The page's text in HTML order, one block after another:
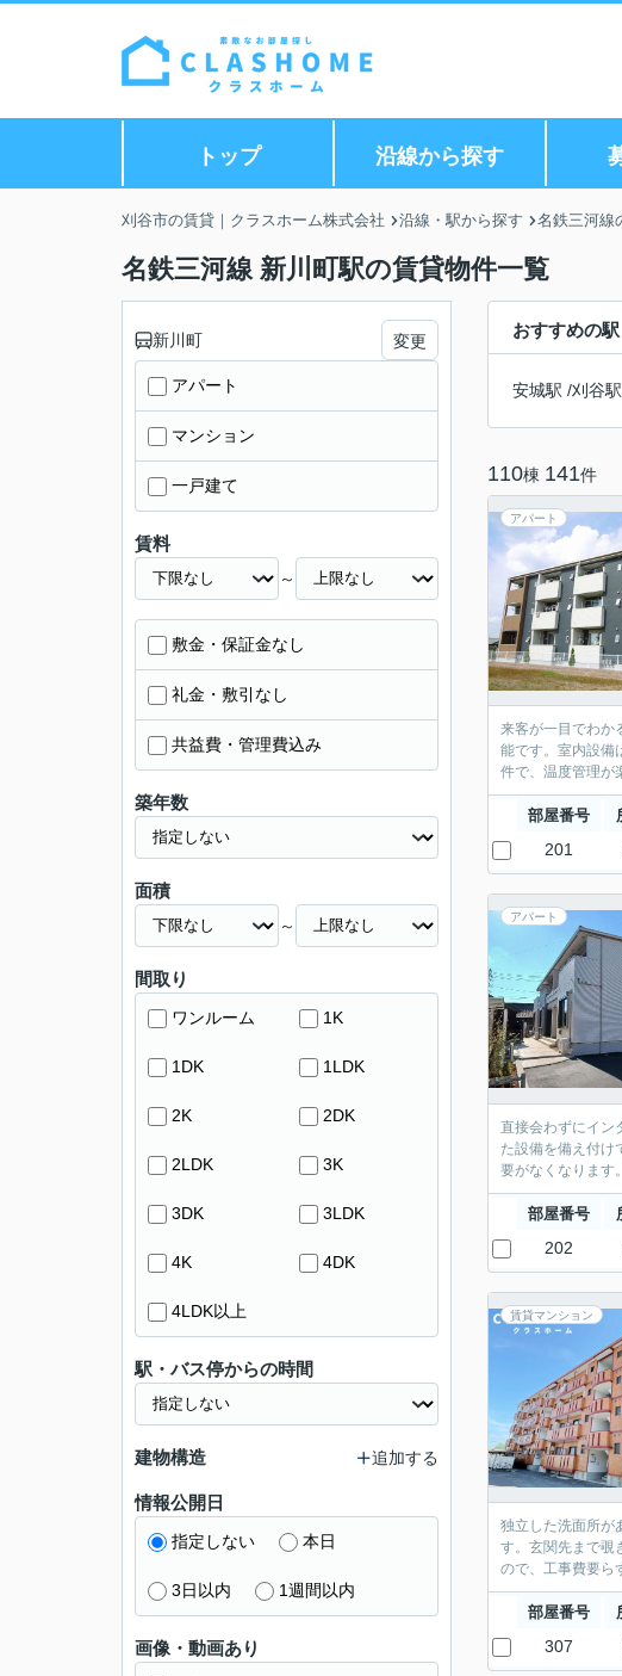
トップ 沿線から探す
刈谷市の賃貸｜クラスホーム株式会社 沿線・駅から探す 名鉄三河線
名鉄三河線 新川町駅の賃貸物件一覧
おすすめの駅
安城駅 /刈谷駅
110棟 141件
アパート
来客が一目でわか
能です。室内設備
件で、温度管理が
部屋番号
201
アパート
直接会わずにイン
た設備を備え付け
要がなくなります
部屋番号
202
賃貸マンション
独立した洗面所が
す。玄関先まで覗
ので、工事費要ら
部屋番号
307
新川町 変更
アパート
マンション
一戸建て
賃料
～
敷金・保証金なし
礼金・敷引なし
共益費・管理費込み
築年数
面積
～
間取り
ワンルーム 1K
1DK 1LDK
2K 2DK
2LDK 3K
3DK 3LDK
4K 4DK
4LDK以上
駅・バス停からの時間
建物構造 追加する
情報公開日
指定しない 本日
3日以内 1週間以内
画像・動画あり